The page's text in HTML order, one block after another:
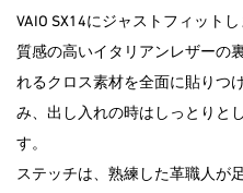
VAIO SX14にジャストフィットし
質感の高いイタリアンレザーの
れるクロス素材を全面に貼りつ
み、出し入れの時はしっとりと
す。
ステッチは、熟練した革職人が